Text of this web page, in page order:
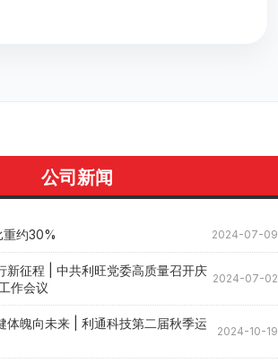
公司新闻
重约30% 2024-07-09
新征程 | 中共利旺党委高质量召开庆
作会议
2024-07-02
体魄向未来 | 利通科技第二届秋季运
2024-10-19